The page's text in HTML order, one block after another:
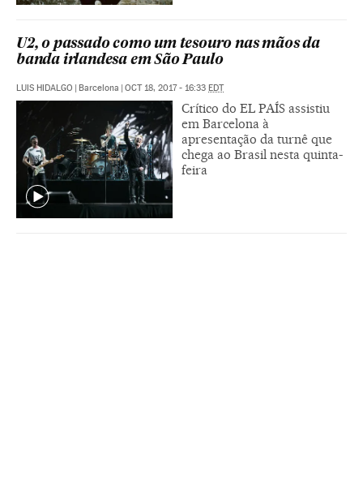
U2, o passado como um tesouro nas mãos da
banda irlandesa em São Paulo
LUIS HIDALGO | Barcelona | OCT 18, 2017 - 16:33 EDT
Crítico do EL PAÍS assistiu
em Barcelona à
apresentação da turnê que
chega ao Brasil nesta quinta-
feira